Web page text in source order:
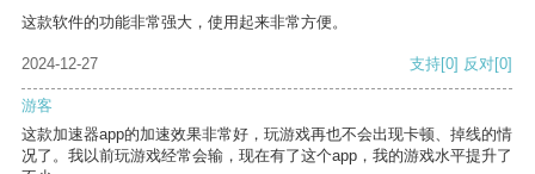
这款软件的功能非常强大，使用起来非常方便。
2024-12-27 支持[0] 反对[0]
游客
这款加速器app的加速效果非常好，玩游戏再也不会出现卡顿、掉线的情
况了。我以前玩游戏经常会输，现在有了这个app，我的游戏水平提升了